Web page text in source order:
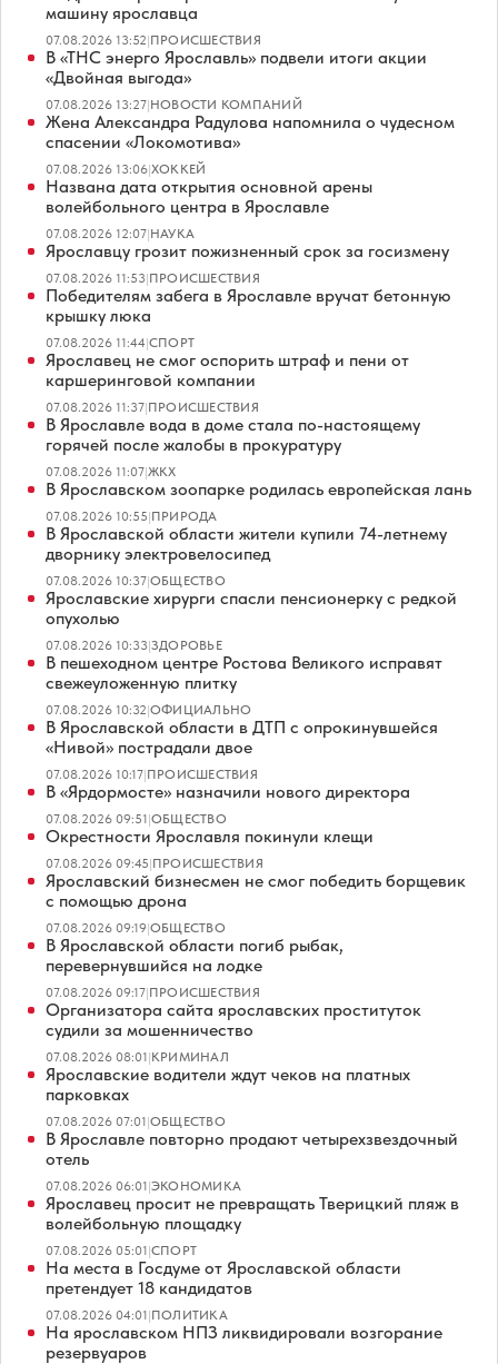
машину ярославца
07.08.2026 13:52|ПРОИСШЕСТВИЯ
В «ТНС энерго Ярославль» подвели итоги акции
«Двойная выгода»
07.08.2026 13:27|НОВОСТИ КОМПАНИЙ
Жена Александра Радулова напомнила о чудесном
спасении «Локомотива»
07.08.2026 13:06|ХОККЕЙ
Названа дата открытия основной арены
волейбольного центра в Ярославле
07.08.2026 12:07|НАУКА
Ярославцу грозит пожизненный срок за госизмену
07.08.2026 11:53|ПРОИСШЕСТВИЯ
Победителям забега в Ярославле вручат бетонную
крышку люка
07.08.2026 11:44|СПОРТ
Ярославец не смог оспорить штраф и пени от
каршеринговой компании
07.08.2026 11:37|ПРОИСШЕСТВИЯ
В Ярославле вода в доме стала по-настоящему
горячей после жалобы в прокуратуру
07.08.2026 11:07|ЖКХ
В Ярославском зоопарке родилась европейская лань
07.08.2026 10:55|ПРИРОДА
В Ярославской области жители купили 74-летнему
дворнику электровелосипед
07.08.2026 10:37|ОБЩЕСТВО
Ярославские хирурги спасли пенсионерку с редкой
опухолью
07.08.2026 10:33|ЗДОРОВЬЕ
В пешеходном центре Ростова Великого исправят
свежеуложенную плитку
07.08.2026 10:32|ОФИЦИАЛЬНО
В Ярославской области в ДТП с опрокинувшейся
«Нивой» пострадали двое
07.08.2026 10:17|ПРОИСШЕСТВИЯ
В «Ярдормосте» назначили нового директора
07.08.2026 09:51|ОБЩЕСТВО
Окрестности Ярославля покинули клещи
07.08.2026 09:45|ПРОИСШЕСТВИЯ
Ярославский бизнесмен не смог победить борщевик
с помощью дрона
07.08.2026 09:19|ОБЩЕСТВО
В Ярославской области погиб рыбак,
перевернувшийся на лодке
07.08.2026 09:17|ПРОИСШЕСТВИЯ
Организатора сайта ярославских проституток
судили за мошенничество
07.08.2026 08:01|КРИМИНАЛ
Ярославские водители ждут чеков на платных
парковках
07.08.2026 07:01|ОБЩЕСТВО
В Ярославле повторно продают четырехзвездочный
отель
07.08.2026 06:01|ЭКОНОМИКА
Ярославец просит не превращать Тверицкий пляж в
волейбольную площадку
07.08.2026 05:01|СПОРТ
На места в Госдуме от Ярославской области
претендует 18 кандидатов
07.08.2026 04:01|ПОЛИТИКА
На ярославском НПЗ ликвидировали возгорание
резервуаров